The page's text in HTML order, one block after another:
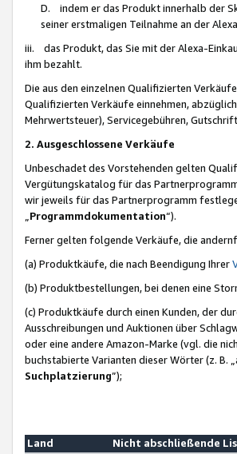
D. indem er das Produkt innerhalb der
seiner erstmaligen Teilnahme an der
iii. das Produkt, das Sie mit der Alexa-
ihm bezahlt.
Die aus den einzelnen Qualifizierten
Qualifizierten Verkäufe einnehmen,
Mehrwertsteuer), Servicegebühren,
2. Ausgeschlossene Verkäufe
Unbeschadet des Vorstehenden gelten
Vergütungskatalog für das
wir jeweils für das Partnerprogramm
Programmdokumentation“).
Ferner gelten folgende Verkäufe, die
(a) Produktkäufe, die nach Beendigung Ihrer
(b) Produktbestellungen, bei denen eine
(c) Produktkäufe durch einen Kunden, der
Ausschreibungen und Auktionen über
oder eine andere Amazon-Marke (vgl. die
buchstabierte Varianten dieser Wörter (z. B.
Suchplatzierung”);
Land
Nicht abschließende